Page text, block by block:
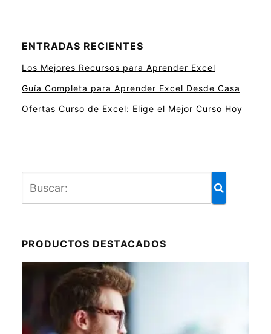
ENTRADAS RECIENTES
Los Mejores Recursos para Aprender Excel
Guía Completa para Aprender Excel Desde Casa
Ofertas Curso de Excel: Elige el Mejor Curso Hoy
PRODUCTOS DESTACADOS